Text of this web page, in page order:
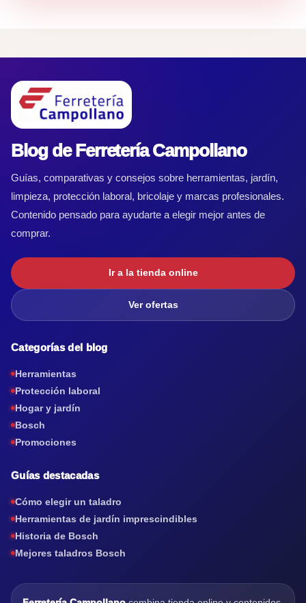
Blog de Ferretería Campollano
Guías, comparativas y consejos sobre herramientas, jardín,
limpieza, protección laboral, bricolaje y marcas profesionales.
Contenido pensado para ayudarte a elegir mejor antes de
comprar.
Ir a la tienda online
Ver ofertas
Categorías del blog
Herramientas
Protección laboral
Hogar y jardín
Bosch
Promociones
Guías destacadas
Cómo elegir un taladro
Herramientas de jardín imprescindibles
Historia de Bosch
Mejores taladros Bosch